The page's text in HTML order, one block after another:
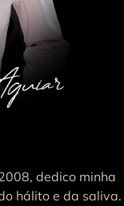
dedico minha
hálito e da saliva.